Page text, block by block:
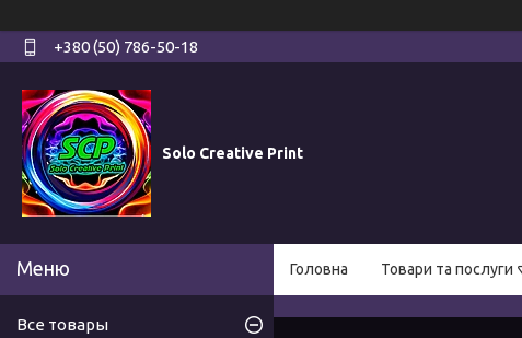
+380 (50) 786-50-18
Solo Creative Print
Головна Товари та послуги
Все товары